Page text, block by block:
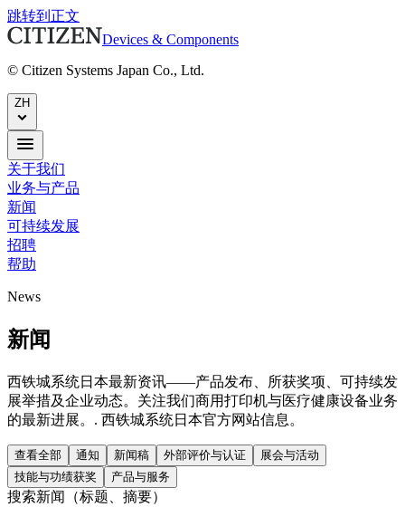
跳转到正文
Devices & Components
© Citizen Systems Japan Co., Ltd.
ZH
关于我们
业务与产品
新闻
可持续发展
招聘
帮助
News
新闻
西铁城系统日本最新资讯——产品发布、所获奖项、可持续发
展举措及企业动态。关注我们商用打印机与医疗健康设备业务
的最新进展。. 西铁城系统日本官方网站信息。
查看全部 通知 新闻稿 外部评价与认证
展会与活动
技能与功绩获奖
产品与服务
搜索新闻（标题、摘要）